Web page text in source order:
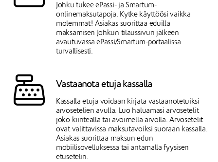
Johku tukee ePassi- ja Smartum-
onlinemaksutapoja. Kytke käyttöösi vaikka
molemmat! Asiakas suorittaa eduilla
maksamisen Johkun tilaussivun jälkeen
avautuvassa ePassi/Smartum-portaalissa
turvallisesti.
Vastaanota etuja kassalla
Kassalla etuja voidaan kirjata vastaanotetuiksi
arvosetelien avulla. Luo haluamasi arvosetelit
joko kiinteällä tai avoimella arvolla. Arvosetelit
ovat valittavissa maksutavoiksi suoraan kassalla.
Asiakas suorittaa maksun edun
mobiilisovelluksessa tai antamalla fyysisen
etusetelin.